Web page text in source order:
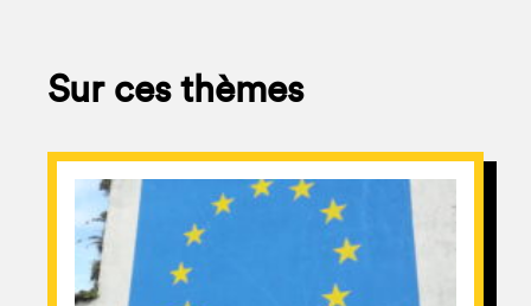
Sur ces thèmes